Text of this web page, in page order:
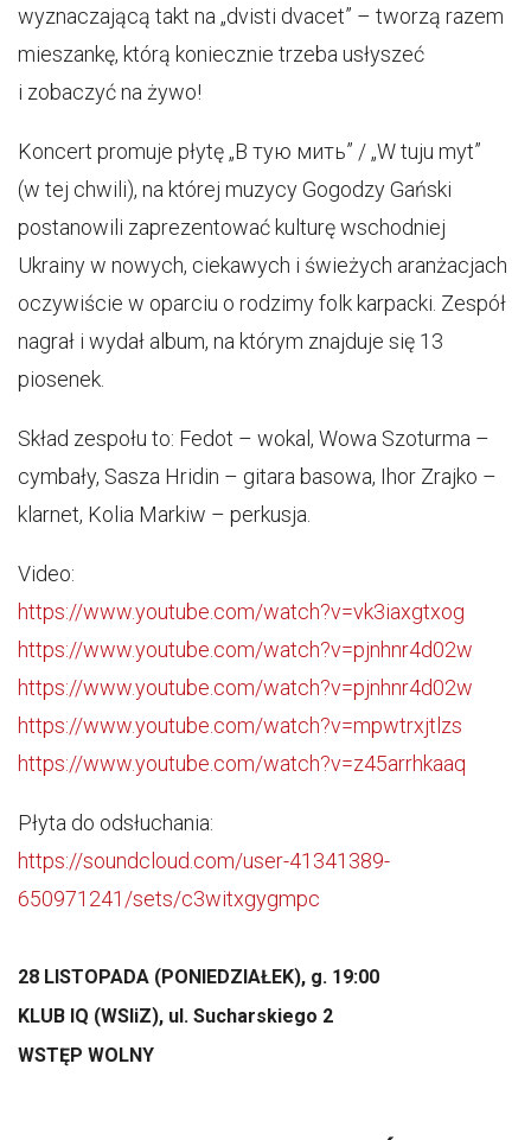
wyznaczającą takt na „dvisti dvacet” – tworzą razem
mieszankę, którą koniecznie trzeba usłyszeć
i zobaczyć na żywo!
Koncert promuje płytę „В тую мить” / „W tuju myt”
(w tej chwili), na której muzycy Gogodzy Gański
postanowili zaprezentować kulturę wschodniej
Ukrainy w nowych, ciekawych i świeżych aranżacjach
oczywiście w oparciu o rodzimy folk karpacki. Zespół
nagrał i wydał album, na którym znajduje się 13
piosenek.
Skład zespołu to: Fedot – wokal, Wowa Szoturma –
cymbały, Sasza Hridin – gitara basowa, Ihor Zrajko –
klarnet, Kolia Markiw – perkusja.
Video:
https://www.youtube.com/watch?v=vk3iaxgtxog
https://www.youtube.com/watch?v=pjnhnr4d02w
https://www.youtube.com/watch?v=pjnhnr4d02w
https://www.youtube.com/watch?v=mpwtrxjtlzs
https://www.youtube.com/watch?v=z45arrhkaaq
Płyta do odsłuchania:
https://soundcloud.com/user-41341389-
650971241/sets/c3witxgygmpc
28 LISTOPADA (PONIEDZIAŁEK), g. 19:00
KLUB IQ (WSIiZ), ul. Sucharskiego 2
WSTĘP WOLNY